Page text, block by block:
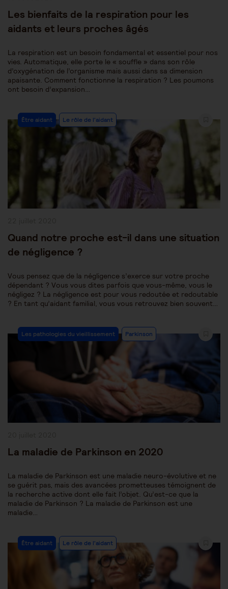
Les bienfaits de la respiration pour les
aidants et leurs proches âgés
La respiration est un besoin fondamental et essentiel pour nos
vies. Automatique, elle porte le « souffle » dans son rôle
d’oxygénation de l’organisme mais aussi dans sa dimension
apaisante. Comment fonctionne la respiration ? Les poumons
ont besoin d’expansion…
Post
Category:
Être aidant Le rôle de l'aidant
Quand notre proche est-il dans une situation
de négligence ?
Vous pensez que de la négligence s’exerce sur votre proche
dépendant ? Vous vous dites parfois que vous-même, vous le
négligez ? La négligence est pour vous redoutée et redoutable
? En tant qu’aidant familial, vous vous retrouvez bien souvent…
Post
Category:
Les pathologies du vieillissement Parkinson
La maladie de Parkinson en 2020
La maladie de Parkinson est une maladie neuro-évolutive et ne
se guérit pas, mais des avancées prometteuses témoignent de
la recherche active dont elle fait l’objet. Qu’est-ce que la
maladie de Parkinson ? La maladie de Parkinson est une
maladie…
Post
Category:
Être aidant Le rôle de l'aidant